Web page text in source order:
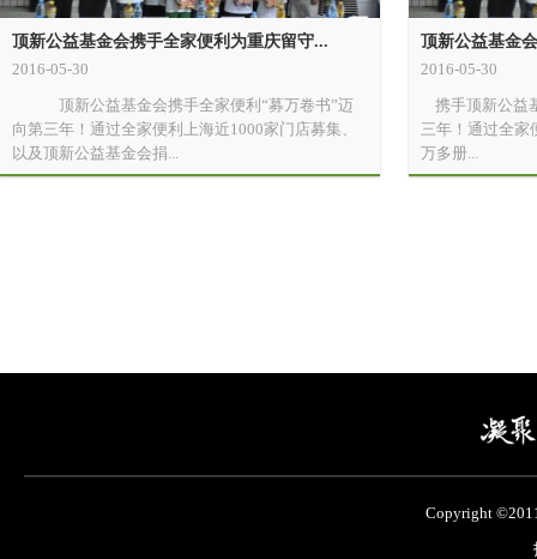
顶新公益基金会携手全家便利为重庆留守...
2016-05-30
顶新公益基金会携手全家便利“募万卷书”迈
向第三年！通过全家便利上海近1000家门店募集、
以及顶新公益基金会捐...
顶新公益基金
2016-05-30
携手顶新公益
三年！通过全家
万多册...
Copyright